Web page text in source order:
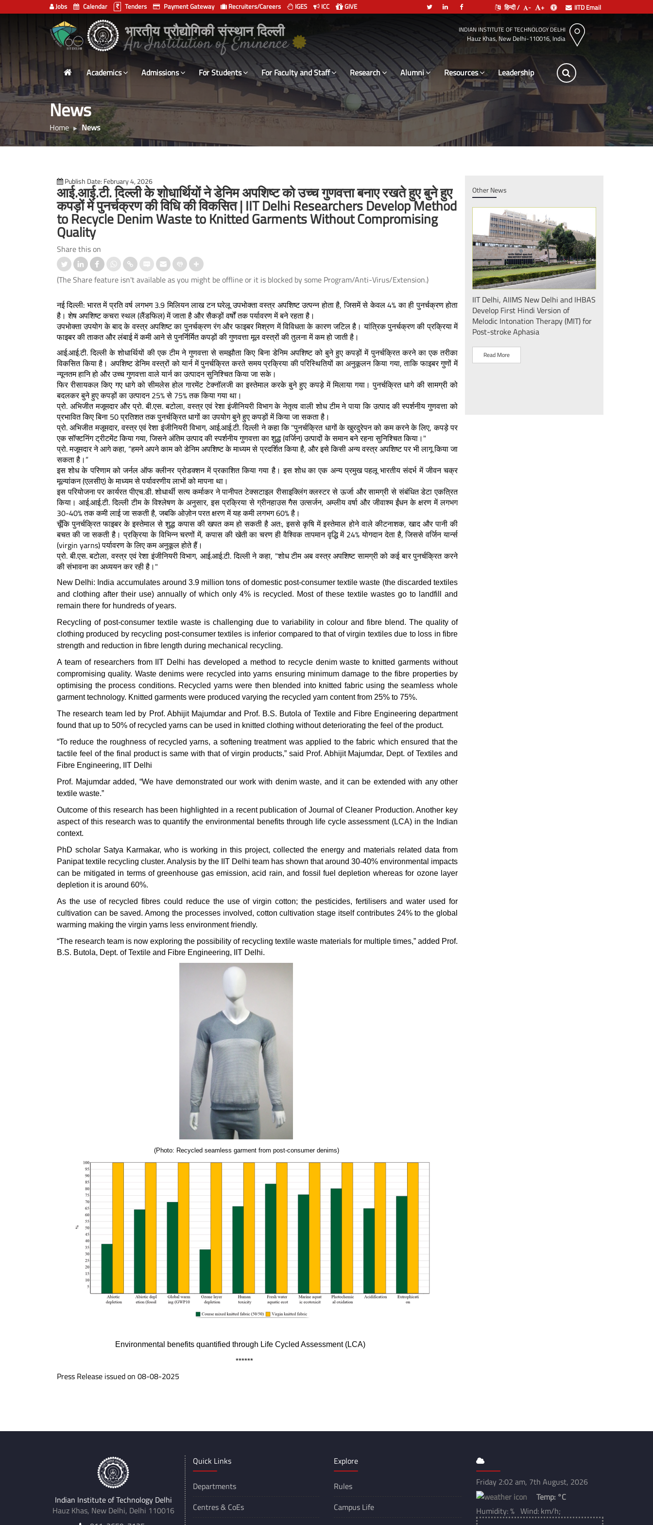
Jobs Calendar Tenders Payment Gateway Recruiters/Careers IGES ICC GIVE हिन्दी / - + IITD Email
Indian
Institute
Technology
Delhi
भारतीय प्रौद्योगिकी संस्थान दिल्ली INDIAN INSTITUTE OF TECHNOLOGY DELHI
Hauz Khas, New Delhi-110016, India
Academics Admissions For Students For Faculty and Staff Research Alumni Resources Leadership
News
Home News
Publish Date: February 4, 2026
आई.आई.टी. दिल्ली के शोधार्थियों ने डेनिम अपशिष्ट को उच्च गुणवत्ता बनाए रखते हुए बुने हुए
कपड़ों में पुनर्चक्रण की विधि की विकसित | IIT Delhi Researchers Develop Method
to Recycle Denim Waste to Knitted Garments Without Compromising
Quality
Share this on
(The Share feature isn't available as you might be offline or it is blocked by some Program/Anti-Virus/Extension.)
नई दिल्ली: भारत में प्रति वर्ष लगभग 3.9 मिलियन लाख टन घरेलू उपभोक्ता वस्त्र अपशिष्ट उत्पन्न होता है, जिसमें से केवल 4% का ही पुनर्चक्रण होता
है। शेष अपशिष्ट कचरा स्थल (लैंडफिल) में जाता है और सैकड़ों वर्षों तक पर्यावरण में बने रहता है।
उपभोक्ता उपयोग के बाद के वस्त्र अपशिष्ट का पुनर्चक्रण रंग और फाइबर मिश्रण में विविधता के कारण जटिल है। यांत्रिक पुनर्चक्रण की प्रक्रिया में
फाइबर की ताकत और लंबाई में कमी आने से पुनर्निर्मित कपड़ों की गुणवत्ता मूल वस्त्रों की तुलना में कम हो जाती है।
आई.आई.टी. दिल्ली के शोधार्थियों की एक टीम ने गुणवत्ता से समझौता किए बिना डेनिम अपशिष्ट को बुने हुए कपड़ों में पुनर्चक्रित करने का एक तरीका
विकसित किया है। अपशिष्ट डेनिम वस्त्रों को यार्न में पुनर्चक्रित करते समय प्रक्रिया की परिस्थितियों का अनुकूलन किया गया, ताकि फाइबर गुणों में
न्यूनतम हानि हो और उच्च गुणवत्ता वाले यार्न का उत्पादन सुनिश्चित किया जा सके।
फिर रीसायकल किए गए धागे को सीमलेस होल गारमेंट टेक्नॉलजी का इस्तेमाल करके बुने हुए कपड़े में मिलाया गया। पुनर्चक्रित धागे की सामग्री को
बदलकर बुने हुए कपड़ों का उत्पादन 25% से 75% तक किया गया था।
प्रो. अभिजीत मजूमदार और प्रो. बी.एस. बटोला, वस्त्र एवं रेशा इंजीनियरी विभाग के नेतृत्व वाली शोध टीम ने पाया कि उत्पाद की स्पर्शनीय गुणवत्ता को
प्रभावित किए बिना 50 प्रतिशत तक पुनर्चक्रित धागों का उपयोग बुने हुए कपड़ों में किया जा सकता है।
प्रो. अभिजीत मजूमदार, वस्त्र एवं रेशा इंजीनियरी विभाग, आई.आई.टी. दिल्ली ने कहा कि "पुनर्चक्रित धागों के खुरदुरेपन को कम करने के लिए, कपड़े पर
एक सॉफ्टनिंग ट्रीटमेंट किया गया, जिसने अंतिम उत्पाद की स्पर्शनीय गुणवत्ता का शुद्ध (वर्जिन) उत्पादों के समान बने रहना सुनिश्चित किया।"
प्रो. मजूमदार ने आगे कहा, “हमने अपने काम को डेनिम अपशिष्ट के माध्यम से प्रदर्शित किया है, और इसे किसी अन्य वस्त्र अपशिष्ट पर भी लागू किया जा
सकता है।”
इस शोध के परिणाम को जर्नल ऑफ क्लीनर प्रोडक्शन में प्रकाशित किया गया है। इस शोध का एक अन्य प्रमुख पहलू भारतीय संदर्भ में जीवन चक्र
मूल्यांकन (एलसीए) के माध्यम से पर्यावरणीय लाभों को मापना था।
इस परियोजना पर कार्यरत पीएच.डी. शोधार्थी सत्य कर्माकर ने पानीपत टेक्सटाइल रीसाइक्लिंग क्लस्टर से ऊर्जा और सामग्री से संबंधित डेटा एकत्रित
किया। आई.आई.टी. दिल्ली टीम के विश्लेषण के अनुसार, इस प्रक्रिया से ग्रीनहाउस गैस उत्सर्जन, अम्लीय वर्षा और जीवाश्म ईंधन के क्षरण में लगभग
30-40% तक कमी लाई जा सकती है, जबकि ओज़ोन परत क्षरण में यह कमी लगभग 60% है।
चूँकि पुनर्चक्रित फाइबर के इस्तेमाल से शुद्ध कपास की खपत कम हो सकती है अत:, इससे कृषि में इस्तेमाल होने वाले कीटनाशक, खाद और पानी की
बचत की जा सकती है। प्रक्रिया के विभिन्न चरणों में, कपास की खेती का चरण ही वैश्विक तापमान वृद्धि में 24% योगदान देता है, जिससे वर्जिन यार्न्स
(virgin yarns) पर्यावरण के लिए कम अनुकूल होते हैं।
प्रो. बी.एस. बटोला, वस्त्र एवं रेशा इंजीनियरी विभाग, आई.आई.टी. दिल्ली ने कहा, "शोध टीम अब वस्त्र अपशिष्ट सामग्री को कई बार पुनर्चक्रित करने
की संभावना का अध्ययन कर रही है।"
New Delhi: India accumulates around 3.9 million tons of domestic post-consumer textile waste (the discarded textiles
and clothing after their use) annually of which only 4% is recycled. Most of these textile wastes go to landfill and
remain there for hundreds of years.
Recycling of post-consumer textile waste is challenging due to variability in colour and fibre blend. The quality of
clothing produced by recycling post-consumer textiles is inferior compared to that of virgin textiles due to loss in fibre
strength and reduction in fibre length during mechanical recycling.
A team of researchers from IIT Delhi has developed a method to recycle denim waste to knitted garments without
compromising quality. Waste denims were recycled into yarns ensuring minimum damage to the fibre properties by
optimising the process conditions. Recycled yarns were then blended into knitted fabric using the seamless whole
garment technology. Knitted garments were produced varying the recycled yarn content from 25% to 75%.
The research team led by Prof. Abhijit Majumdar and Prof. B.S. Butola of Textile and Fibre Engineering department
found that up to 50% of recycled yarns can be used in knitted clothing without deteriorating the feel of the product.
“To reduce the roughness of recycled yarns, a softening treatment was applied to the fabric which ensured that the
tactile feel of the final product is same with that of virgin products,” said Prof. Abhijit Majumdar, Dept. of Textiles and
Fibre Engineering, IIT Delhi
Prof. Majumdar added, “We have demonstrated our work with denim waste, and it can be extended with any other
textile waste.”
Outcome of this research has been highlighted in a recent publication of Journal of Cleaner Production. Another key
aspect of this research was to quantify the environmental benefits through life cycle assessment (LCA) in the Indian
context.
PhD scholar Satya Karmakar, who is working in this project, collected the energy and materials related data from
Panipat textile recycling cluster. Analysis by the IIT Delhi team has shown that around 30-40% environmental impacts
can be mitigated in terms of greenhouse gas emission, acid rain, and fossil fuel depletion whereas for ozone layer
depletion it is around 60%.
As the use of recycled fibres could reduce the use of virgin cotton; the pesticides, fertilisers and water used for
cultivation can be saved. Among the processes involved, cotton cultivation stage itself contributes 24% to the global
warming making the virgin yarns less environment friendly.
“The research team is now exploring the possibility of recycling textile waste materials for multiple times,” added Prof.
B.S. Butola, Dept. of Textile and Fibre Engineering, IIT Delhi.
(Photo: Recycled seamless garment from post-consumer denims)
Environmental benefits quantified through Life Cycled Assessment (LCA)
******
Press Release issued on 08-08-2025
Other News
thin graphene coating
protects glasses from
mechanical and
damage under water: Study
Sprayable Hydrogel by IIT Delhi
Researchers for Improving Wound
Healing Exhibits Promising Results in
Pre-Clinical Trial
Read More
IIT Delhi Researchers Find a Potential
Solution to Develop Perovskite Solar
Cells Under Air Ambient Conditions
Without Using Anti-Solvents
Read More
स्ट्रोक के बाद बोलने की समस्या के उपचार के
लिए आई.आई.टी. दिल्ली, एम्स नई दिल्ली और
आई.एच.बी.ए.एस. ने विकसित किया मेलोडिक
इंटोनेशन थेरेपी (एम.आई.टी.) का पहला हिंदी
संस्करण।
Read More
IIT Delhi, AIIMS New Delhi and IHBAS
Develop First Hindi Version of
Melodic Intonation Therapy (MIT) for
Post-stroke Aphasia
Read More
Indian Institute of Technology Delhi
Hauz Khas, New Delhi, Delhi 110016
Quick Links
Departments
Centres & CoEs
Explore
Rules
Campus Life
Friday 2:02 am, 7th August, 2026
Temp: °C
Humidity: % Wind: km/h;